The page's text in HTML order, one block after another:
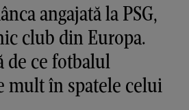
angajată la PSG,
club din Europa.
de ce fotbalul
mult în spatele celui